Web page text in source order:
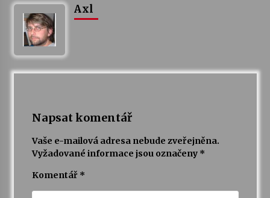
Axl
Napsat komentář
Vaše e-mailová adresa nebude zveřejněna.
Vyžadované informace jsou označeny *
Komentář *